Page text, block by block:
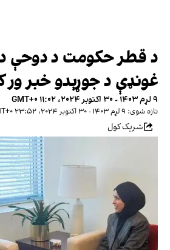
د قطر حکومت د دوحې
غونډې د جوړېدو خبر ور
۹ لړم ۱۴۰۳ - ۳۰ اکتوبر ۲۰۲۴، ۱۱:۰۲ GMT+۰
تازه شوی: ۹ لړم ۱۴۰۳ - ۳۰ اکتوبر ۲۰۲۴، ۲۳:۵۲ GMT+۰
شریک کول